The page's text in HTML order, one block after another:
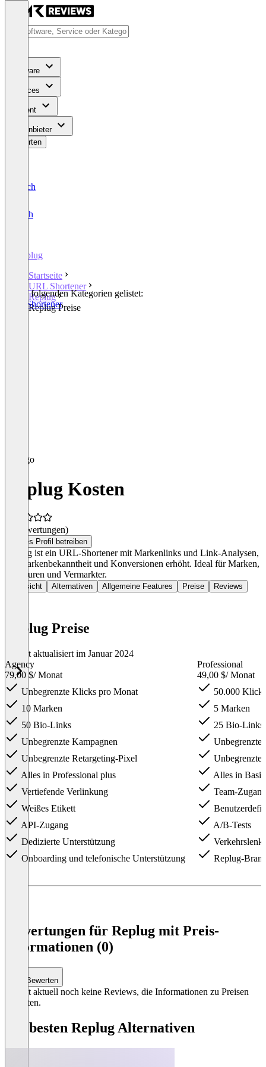
Software
Services
Content
Für Anbieter
Bewerten
Deutsch
English
Replug
Startseite
URL Shortener
Replug
Replug Preise
In den folgenden Kategorien gelistet:
URL Shortener
Replug Kosten
(0 Bewertungen)
Dieses Profil betreiben
Replug ist ein URL-Shortener mit Markenlinks und Link-Analysen,
der Markenbekanntheit und Konversionen erhöht. Ideal für Marken,
Agenturen und Vermarkter.
Übersicht Alternativen Allgemeine Features Preise Reviews
Replug Preise
Zuletzt aktualisiert im Januar 2024
Agency
79,00 $/ Monat
Unbegrenzte Klicks pro Monat
10 Marken
50 Bio-Links
Unbegrenzte Kampagnen
Unbegrenzte Retargeting-Pixel
Alles in Professional plus
Vertiefende Verlinkung
Weißes Etikett
API-Zugang
Dedizierte Unterstützung
Onboarding und telefonische Unterstützung
Professional
49,00 $/ Monat
50.000
5 Marken
25 Bio-Links
Unbegrenzte
Unbegrenzte
Alles in
Team-Zugang
A/B-Tests
Replug-
Bewertungen für Replug mit Preis-
Informationen (0)
Bewerten
Es gibt aktuell noch keine Reviews, die Informationen zu Preisen
enthalten.
Die besten Replug Alternativen